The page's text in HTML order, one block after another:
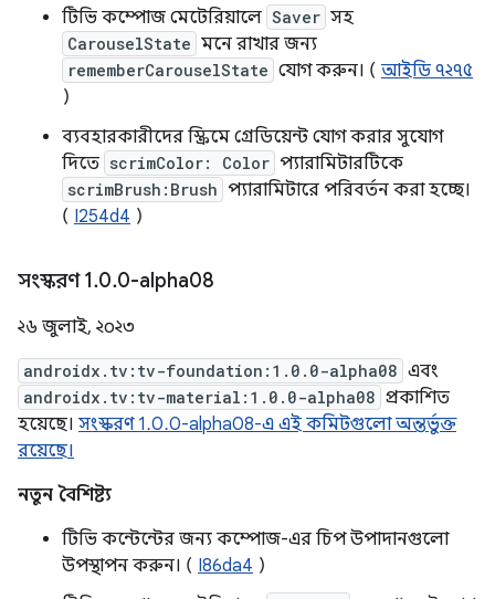
টিভি কম্পোজ মেটেরিয়ালে Saver সহ
CarouselState মনে রাখার জন্য
rememberCarouselState যোগ করুন। ( আইডি ৭২৭৫
)
ব্যবহারকারীদের স্ক্রিমে গ্রেডিয়েন্ট যোগ করার সুযোগ
দিতে scrimColor: Color প্যারামিটারটিকে
scrimBrush:Brush প্যারামিটারে পরিবর্তন করা হচ্ছে।
( I254d4 )
সংস্করণ 1.0.0-alpha08
২৬ জুলাই, ২০২৩
androidx.tv:tv-foundation:1.0.0-alpha08 এবং
androidx.tv:tv-material:1.0.0-alpha08 প্রকাশিত
হয়েছে। সংস্করণ 1.0.0-alpha08-এ এই কমিটগুলো অন্তর্ভুক্ত
রয়েছে।
নতুন বৈশিষ্ট্য
টিভি কন্টেন্টের জন্য কম্পোজ-এর চিপ উপাদানগুলো
উপস্থাপন করুন। ( I86da4 )